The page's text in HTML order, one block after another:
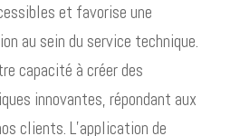
et favorise une
au sein du service technique.
capacité à créer des
innovantes, répondant aux
clients. L’application de